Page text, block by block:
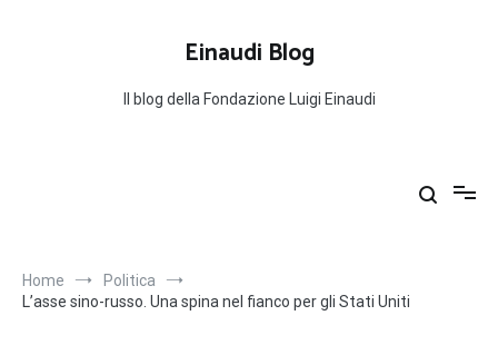
Einaudi Blog
Il blog della Fondazione Luigi Einaudi
Home
Politica
L’asse sino-russo. Una spina nel fianco per gli Stati Uniti